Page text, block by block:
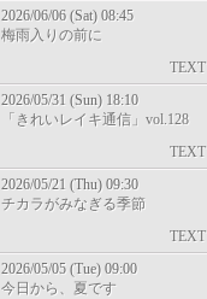
2026/06/06 (Sat) 08:45
梅雨入りの前に
TEXT
2026/05/31 (Sun) 18:10
「きれいレイキ通信」vol.128
TEXT
2026/05/21 (Thu) 09:30
チカラがみなぎる季節
TEXT
2026/05/05 (Tue) 09:00
今日から、夏です